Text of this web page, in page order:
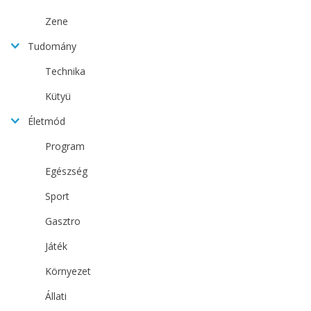
Zene
Tudomány
Technika
Kütyü
Életmód
Program
Egészség
Sport
Gasztro
Játék
Környezet
Állati